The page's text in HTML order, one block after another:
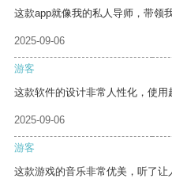
这款app就像我的私人导师，带领
2025-09-06
游客
这款软件的设计非常人性化，使用
2025-09-06
游客
这款游戏的音乐非常优美，听了让